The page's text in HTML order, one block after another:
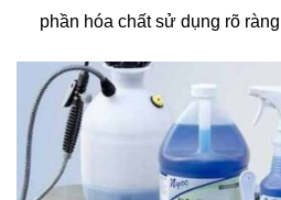
phần hóa chất sử dụng rõ